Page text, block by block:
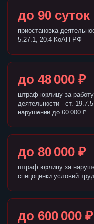
до 90 суток
приостановка
5.27.1, 20.4 КоАП РФ
до 48 000 ₽
штраф юрлицу за
деятельности - ст.
нарушении до 60 000 ₽
до 80 000 ₽
штраф юрлицу за
спецоценки условий
до 600 000 ₽